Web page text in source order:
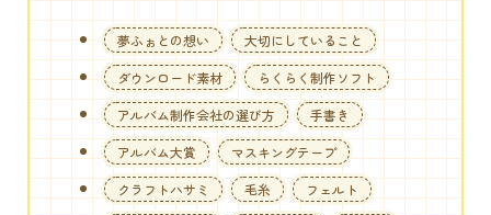
夢ふぉとの想い
大切にしていること
ダウンロード素材
らくらく制作ソフト
アルバム制作会社の選び方
手書き
アルバム大賞
マスキングテープ
クラフトハサミ
毛糸
フェルト